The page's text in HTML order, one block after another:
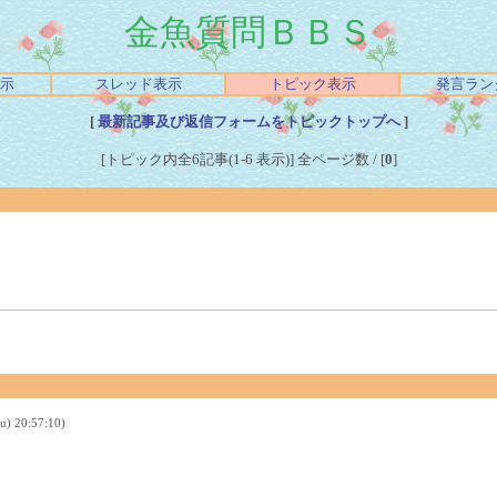
金魚質問ＢＢＳ
スレッド表示 トピック表示 発言ラン
[最新記事及び返信フォームをトピックトップへ]
[トピック内全6記事(1-6 表示)] 全ページ数 / [0]
20:57:10)